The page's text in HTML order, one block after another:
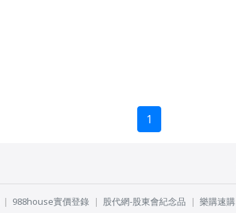
1
988house實價登錄 股代網-股東會紀念品 樂購速購